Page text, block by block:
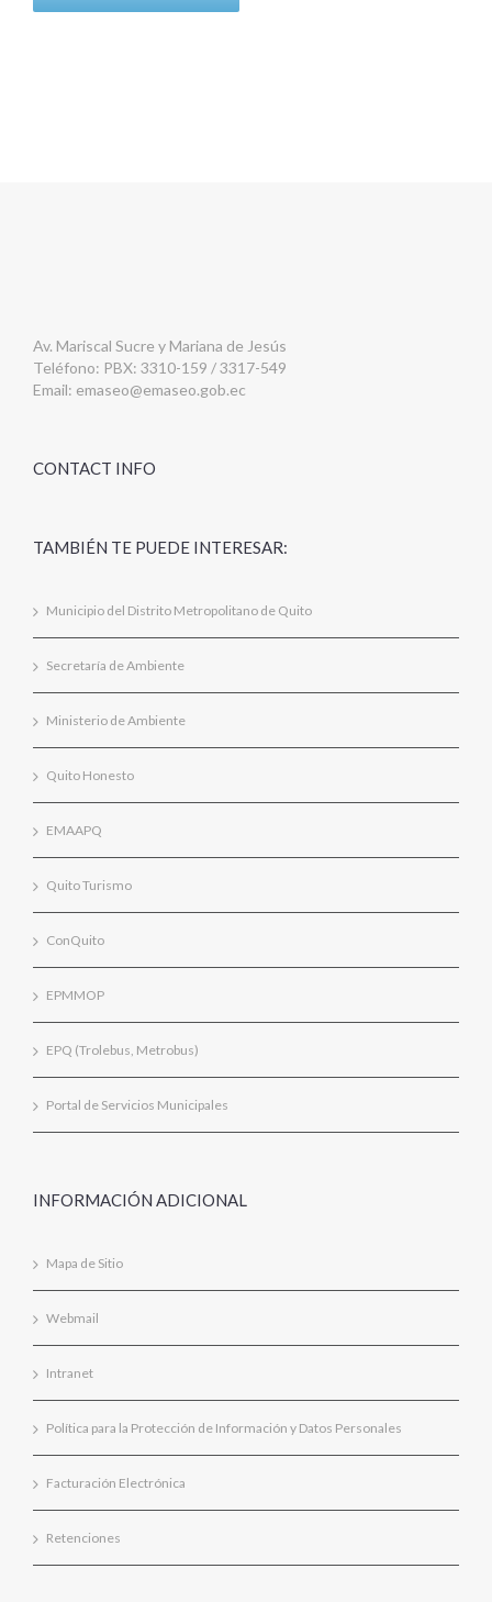
Av. Mariscal Sucre y Mariana de Jesús
Teléfono: PBX: 3310-159 / 3317-549
Email: emaseo@emaseo.gob.ec
CONTACT INFO
TAMBIÉN TE PUEDE INTERESAR:
Municipio del Distrito Metropolitano de Quito
Secretaría de Ambiente
Ministerio de Ambiente
Quito Honesto
EMAAPQ
Quito Turismo
ConQuito
EPMMOP
EPQ (Trolebus, Metrobus)
Portal de Servicios Municipales
INFORMACIÓN ADICIONAL
Mapa de Sitio
Webmail
Intranet
Política para la Protección de Información y Datos Personales
Facturación Electrónica
Retenciones